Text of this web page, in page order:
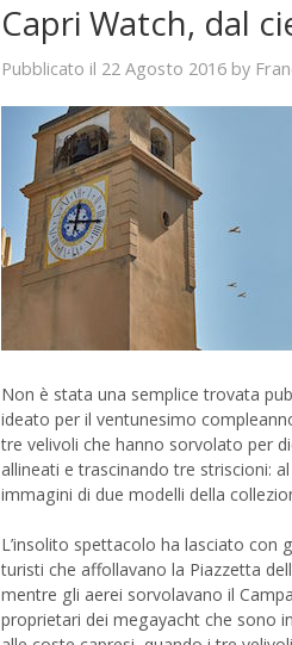
Capri Watch, dal
Pubblicato il 22 Agosto 2016 by
Non è stata una semplice trovata
ideato per il ventunesimo
tre velivoli che hanno sorvolato per
allineati e trascinando tre striscioni:
immagini di due modelli della
L’insolito spettacolo ha lasciato con
turisti che affollavano la Piazzetta
mentre gli aerei sorvolavano il
proprietari dei megayacht che sono